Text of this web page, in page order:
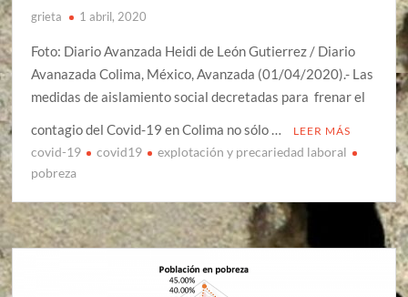
grieta 1 abril, 2020
Foto: Diario Avanzada Heidi de León Gutierrez / Diario
Avanazada Colima, México, Avanzada (01/04/2020).- Las
medidas de aislamiento social decretadas para frenar el
contagio del Covid-19 en Colima no sólo …
LEER MÁS
covid-19 covid19
explotación y precariedad laboral
pobreza